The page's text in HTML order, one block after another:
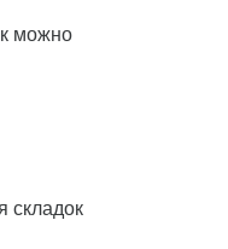
можно
складок